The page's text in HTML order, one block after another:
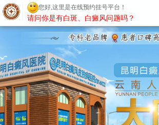
昆明白癜风医院
您好,这里是在线预约挂号平台！
请问你是有白斑、白癜风问题吗？